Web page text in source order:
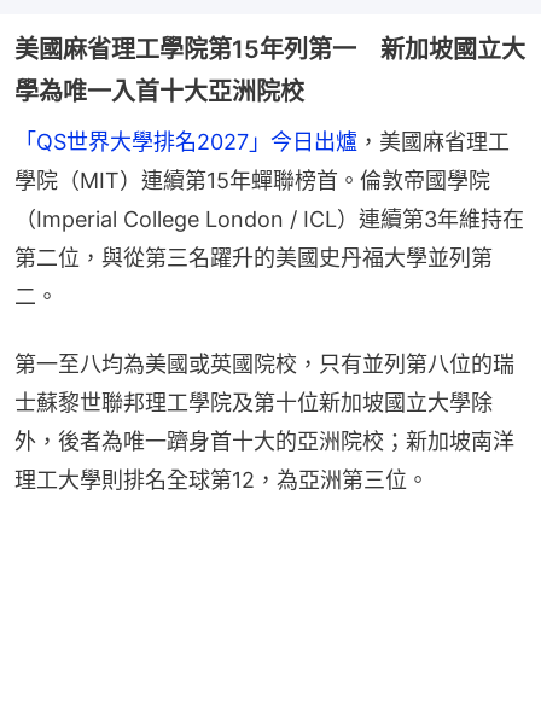
美國麻省理工學院第15年列第一 新加坡國立大
學為唯一入首十大亞洲院校
「QS世界大學排名2027」今日出爐 ，美國麻省理工
學院（MIT）連續第15年蟬聯榜首。倫敦帝國學院
（Imperial College London / ICL）連續第3年維持在
第二位，與從第三名躍升的美國史丹福大學並列第
二。
第一至八均為美國或英國院校，只有並列第八位的瑞
士蘇黎世聯邦理工學院及第十位新加坡國立大學除
外，後者為唯一躋身首十大的亞洲院校；新加坡南洋
理工大學則排名全球第12，為亞洲第三位。